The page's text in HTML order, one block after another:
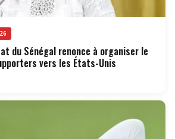
du Sénégal renonce à organiser le
vers les États-Unis